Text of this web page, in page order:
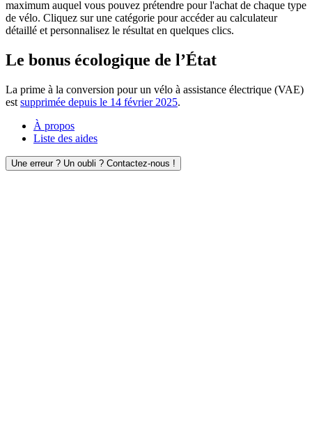
maximum auquel vous pouvez prétendre pour l'achat de chaque type
de vélo. Cliquez sur une catégorie pour accéder au calculateur
détaillé et personnalisez le résultat en quelques clics.
Le bonus écologique de l’État
La prime à la conversion pour un vélo à assistance électrique (VAE)
est supprimée depuis le 14 février 2025.
À propos
Liste des aides
Une erreur ? Un oubli ? Contactez-nous !